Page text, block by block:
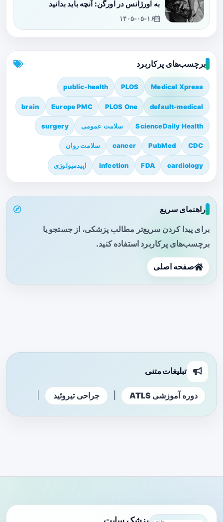
به اورژانس در اورگن: آنچه باید بدانید
۱۴۰۵-۰۵-۱۶
برچسب‌های پرکاربرد
Medical Xpress
PLOS
public-health
default-medical
PLOS One
Europe PMC
brain
ScienceDaily Health سلامت عمومی surgery
CDC
PubMed
cancer سلامت روان
cardiology
FDA
infection اپیدمیولوژی
راهنمای سریع
برای پیدا کردن سریع‌تر مطالب پزشکی، از جستجو یا
برچسب‌های پرکاربرد استفاده کنید.
صفحه اصلی
تبلیغات متنی
دوره آموزشی ATLS جراحی تیروئید